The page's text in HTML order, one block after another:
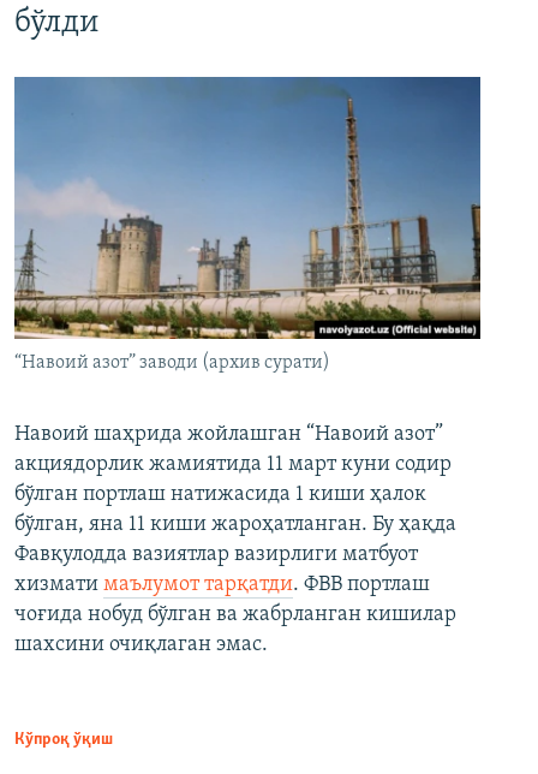
бўлди
“Навоий азот” заводи (архив сурати)
Навоий шаҳрида жойлашган “Навоий азот”
акциядорлик жамиятида 11 март куни содир
бўлган портлаш натижасида 1 киши ҳалок
бўлган, яна 11 киши жароҳатланган. Бу ҳақда
Фавқулодда вазиятлар вазирлиги матбуот
хизмати маълумот тарқатди. ФВВ портлаш
чоғида нобуд бўлган ва жабрланган кишилар
шахсини очиқлаган эмас.
Кўпроқ ўқиш